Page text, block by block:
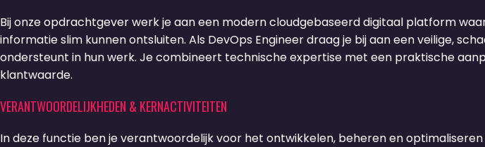
Bij onze opdrachtgever werk je aan een modern cloudgebaseerd digitaal platform
informatie slim kunnen ontsluiten. Als DevOps Engineer draag je bij aan een veilige,
ondersteunt in hun werk. Je combineert technische expertise met een praktische
klantwaarde.
VERANTWOORDELIJKHEDEN & KERNACTIVITEITEN
In deze functie ben je verantwoordelijk voor het ontwikkelen, beheren en